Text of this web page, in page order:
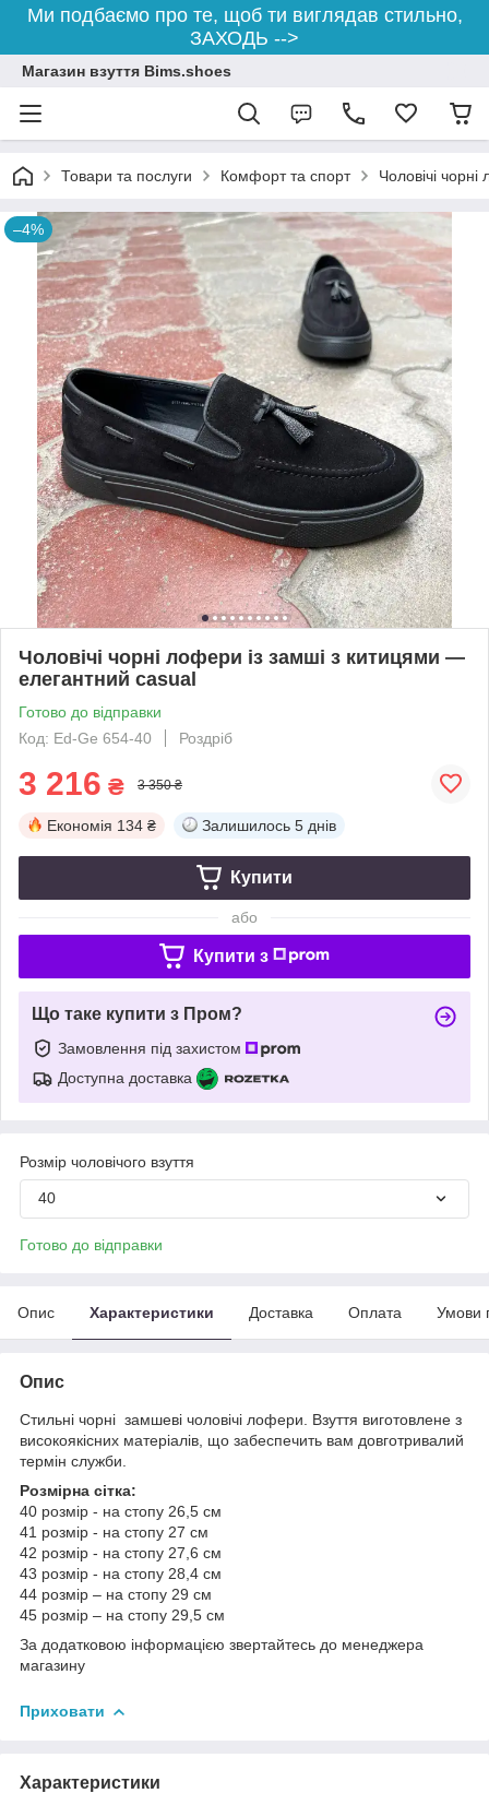
Ми подбаємо про те, щоб ти виглядав стильно,
ЗАХОДЬ -->
Магазин взуття Bims.shoes
Товари та послуги Комфорт та спорт Чоловічі
–4%
Чоловічі чорні лофери із замші з китицями —
елегантний casual
Готово до відправки
Код: Ed-Ge 654-40
Роздріб
3 216 ₴ 3 350 ₴
Економія 134 ₴ Залишилось 5 днів
Купити
або
Купити з
Що таке купити з Пром?
Замовлення під захистом
Доступна доставка
Розмір чоловічого взуття
40
Готово до відправки
Опис Характеристики Доставка Оплата Умови
Опис
Стильні чорні замшеві чоловічі лофери. Взуття виготовлене з
високоякісних матеріалів, що забеспечить вам довготривалий
термін служби.
Розмірна сітка:
40 розмір - на стопу 26,5 см
41 розмір - на стопу 27 см
42 розмір - на стопу 27,6 см
43 розмір - на стопу 28,4 см
44 розмір – на стопу 29 см
45 розмір – на стопу 29,5 см
За додатковою інформацією звертайтесь до менеджера
магазину
Приховати
Характеристики